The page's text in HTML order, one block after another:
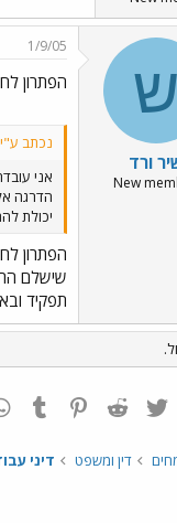
ש
ורד
New
1/9/05
הפתרון
נכתב
אני עובדת 6 שנים באותו מקום
יכולת
הפתרון
שישלם
תפקיד
פייסבוק Twitter
Reddit
דין ומשפט דיני